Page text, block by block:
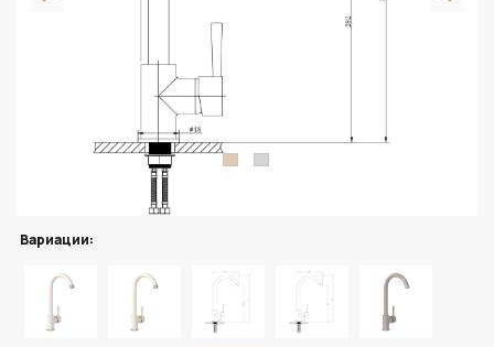
Вариации: